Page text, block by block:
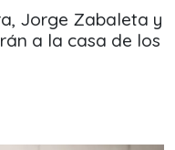
Jorge Zabaleta y
a la casa de los